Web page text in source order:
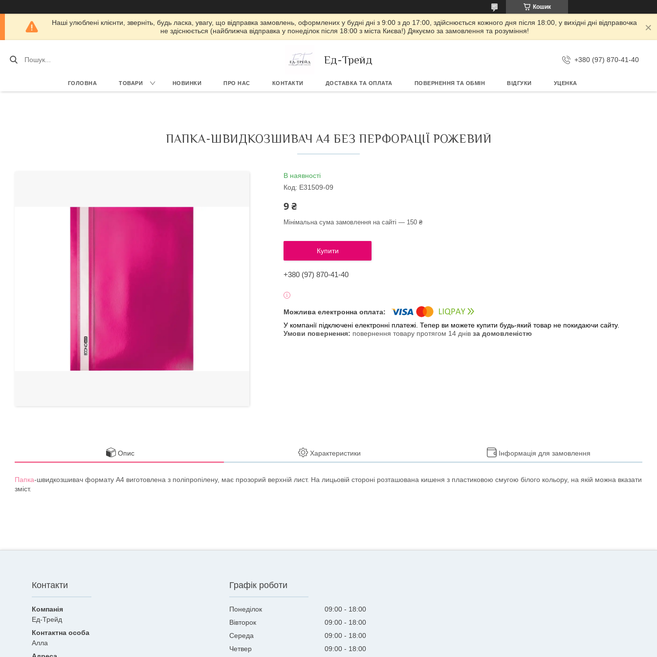
Кошик
Наші улюблені клієнти, зверніть, будь ласка, увагу, що відправка замовлень, оформлених у будні дні з 9:00 з до 17:00, здійснюється кожного дня після 18:00, у вихідні дні відправочка
не здіснюється (найближча відправка у понеділок після 18:00 з міста Києва!) Дякуємо за замовлення та розуміння!
Ед-Трейд +380 (97) 870-41-40
ГОЛОВНА ТОВАРИ НОВИНКИ ПРО НАС КОНТАКТИ ДОСТАВКА ТА ОПЛАТА ПОВЕРНЕННЯ ТА ОБМІН ВІДГУКИ УЦЕНКА
ПАПКА-ШВИДКОЗШИВАЧ А4 БЕЗ ПЕРФОРАЦІЇ РОЖЕВИЙ
В наявності
Код: E31509-09
9 ₴
Мінімальна сума замовлення на сайті — 150 ₴
Купити
+380 (97) 870-41-40
У компанії підключені електронні платежі. Тепер ви можете купити будь-який товар не покидаючи сайту.
повернення товару протягом 14 днів за домовленістю
Опис Характеристики Інформація для замовлення
Папка-швидкозшивач формату А4 виготовлена з поліпропілену, має прозорий верхній лист. На лицьовій стороні розташована кишеня з пластиковою смугою білого кольору, на якій можна вказати
зміст.
Контакти
Ед-Трейд
Алла
Графік роботи
Понеділок 09:00
18:00
Вівторок
09:00
18:00
Середа
09:00
18:00
Четвер
09:00 18:00